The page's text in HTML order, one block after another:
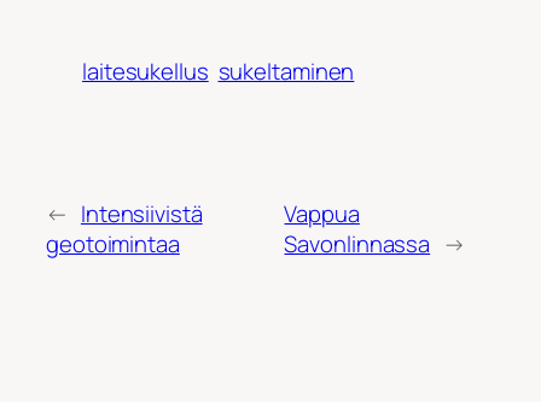
laitesukellus sukeltaminen
← Intensiivistä
geotoimintaa
Vappua
Savonlinnassa →